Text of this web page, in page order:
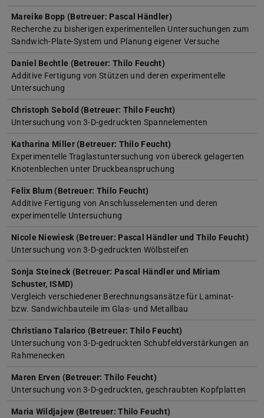
Mareike Bopp (Betreuer: Pascal Händler)
Recherche zu bisherigen experimentellen Untersuchungen zum
Sandwich-Plate-System und Planung eigener Versuche
Daniel Bechtle (Betreuer: Thilo Feucht)
Additive Fertigung von Stützen und deren experimentelle
Untersuchung
Christoph Sebold (Betreuer: Thilo Feucht)
Untersuchung von 3-D-gedruckten Spannelementen
Katharina Miller (Betreuer: Thilo Feucht)
Experimentelle Traglastuntersuchung von übereck gelagerten
Knotenblechen unter Druckbeanspruchung
Felix Blum (Betreuer: Thilo Feucht)
Additive Fertigung von Anschlusselementen und deren
experimentelle Untersuchung
Nicole Niewiesk (Betreuer: Pascal Händler und Thilo Feucht)
Untersuchung von 3-D-gedruckten Wölbsteifen
Sonja Steineck (Betreuer: Pascal Händler und Miriam
Schuster, ISMD)
Vergleich verschiedener Berechnungsansätze für Laminat-
bzw. Sandwichbauteile im Glas- und Metallbau
Christiano Talarico (Betreuer: Thilo Feucht)
Untersuchung von 3-D-gedruckten Schubfeldverstärkungen an
Rahmenecken
Maren Erven (Betreuer: Thilo Feucht)
Untersuchung von 3-D-gedruckten, geschraubten Kopfplatten
Maria Wildjajew (Betreuer: Thilo Feucht)